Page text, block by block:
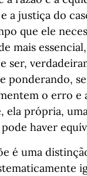
a justiça do
que ele
mais
ser,
ponderando,
o erro e
ela própria,
haver
é uma